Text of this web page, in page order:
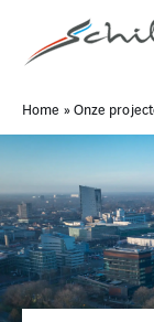
Home »Onze